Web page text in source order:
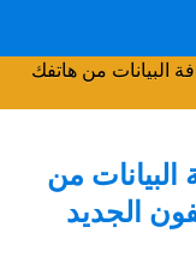
البيانات من هاتفك
من
الجديد